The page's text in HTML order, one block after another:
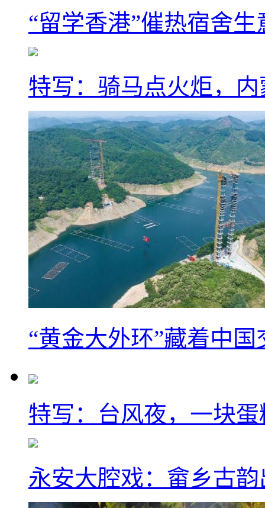
“留学香港”催热宿舍
特写：骑马点火炬，
“黄金大外环”藏着中
特写：台风夜，一块
永安大腔戏：畲乡古